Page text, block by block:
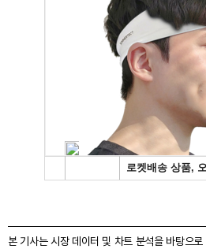
본 기사는 시장 데이터 및 차트 분석을 바탕으